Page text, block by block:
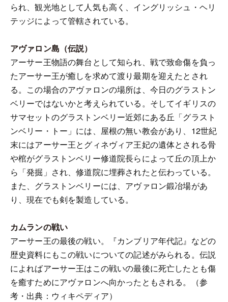
られ、観光地として人気も高く、イングリッシュ・ヘリ
テッジによって管轄されている。
アヴァロン島（伝説）
アーサー王物語の舞台として知られ、戦で致命傷を負っ
たアーサー王が癒しを求めて渡り最期を迎えたとされ
る。この場合のアヴァロンの場所は、今日のグラストン
ベリーではないかと考えられている。そしてイギリスの
サマセットのグラストンベリー近郊にある丘「グラスト
ンベリー・トー」には、屋根の無い教会があり、12世紀
末にはアーサー王とグィネヴィア王妃の遺体とされる骨
や棺がグラストンベリー修道院長らによって丘の頂上か
ら「発掘」され、修道院に埋葬されたと伝わっている。
また、グラストンベリーには、アヴァロン鍛冶場があ
り、現在でも剣を製造している。
カムランの戦い
アーサー王の最後の戦い。『カンブリア年代記』などの
歴史資料にもこの戦いについての記述がみられる。伝説
によればアーサー王はこの戦いの最後に死亡したとも傷
を癒すためにアヴァロンへ向かったともされる。（参
考・出典：ウィキペディア）